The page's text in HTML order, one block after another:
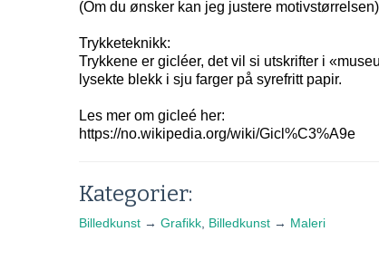
(Om du ønsker kan jeg justere
Trykketeknikk:
Trykkene er gicléer, det vil si utskrifter i
lysekte blekk i sju farger på syrefritt papir.
Les mer om gicleé her:
https://no.wikipedia.org/wiki/Gicl%C3%A9e
Kategorier:
Billedkunst → Grafikk Billedkunst → Maleri